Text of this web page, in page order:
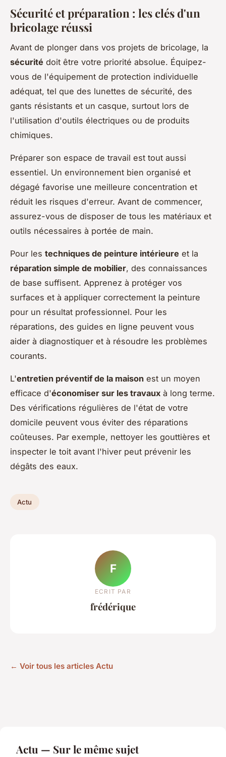
Sécurité et préparation : les clés d'un
bricolage réussi
Avant de plonger dans vos projets de bricolage, la
sécurité doit être votre priorité absolue. Équipez-
vous de l'équipement de protection individuelle
adéquat, tel que des lunettes de sécurité, des
gants résistants et un casque, surtout lors de
l'utilisation d'outils électriques ou de produits
chimiques.
Préparer son espace de travail est tout aussi
essentiel. Un environnement bien organisé et
dégagé favorise une meilleure concentration et
réduit les risques d'erreur. Avant de commencer,
assurez-vous de disposer de tous les matériaux et
outils nécessaires à portée de main.
Pour les techniques de peinture intérieure et la
réparation simple de mobilier, des connaissances
de base suffisent. Apprenez à protéger vos
surfaces et à appliquer correctement la peinture
pour un résultat professionnel. Pour les
réparations, des guides en ligne peuvent vous
aider à diagnostiquer et à résoudre les problèmes
courants.
L'entretien préventif de la maison est un moyen
efficace d'économiser sur les travaux à long terme.
Des vérifications régulières de l'état de votre
domicile peuvent vous éviter des réparations
coûteuses. Par exemple, nettoyer les gouttières et
inspecter le toit avant l'hiver peut prévenir les
dégâts des eaux.
Actu
F
ECRIT PAR
frédérique
← Voir tous les articles Actu
Actu — Sur le même sujet